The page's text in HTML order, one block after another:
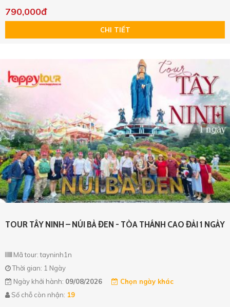
790,000đ
CHI TIẾT
TOUR TÂY NINH – NÚI BÀ ĐEN - TÒA THÁNH CAO ĐÀI 1 NGÀY
Mã tour: tayninh1n
Thời gian: 1 Ngày
Ngày khởi hành: 09/08/2026
Chọn ngày khác
Số chỗ còn nhận: 19